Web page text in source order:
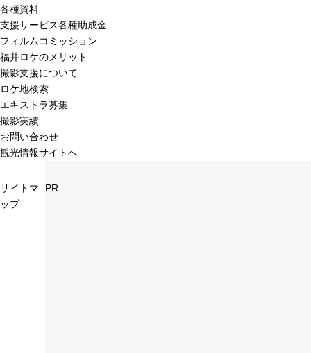
各種資料
支援サービス各種助成金
フィルムコミッション
福井ロケのメリット
撮影支援について
ロケ地検索
エキストラ募集
撮影実績
お問い合わせ
観光情報サイトへ
サイトマ
ップ
PR